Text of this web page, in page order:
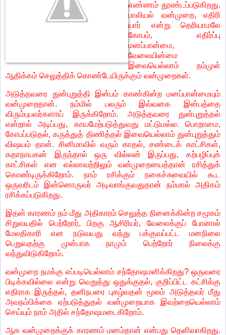
எண்ணம் தூண்டப்படுகிறது.
பாலியல் வன்முறை, எதிரி
யார் என்று தெரியாமலே
கோபம், எதிர்ப்பு
மனப்பான்மை,
வேலையின்மை
இவையெல்லாம் நம்முள்
ஆதிக்கம் செலுத்திக் கொண்டேயிருக்கும் வன்முறைகள்.
அடுத்தவரை துன்புறுத்தி இன்பம் காண்கின்ற மனப்பான்மையும்
வன்முறைதான். நம்மில் பலரும் இவ்வகை இன்பத்தை
விரும்புபவர்களாய் இருக்கிறோம். அடுத்தவரை துன்புறுத்தல்
என்றால் அடிப்பது, காயமேற்படுத்துவது மட்டுமல்ல. பொறாமை,
கோபப்படுதல், கருத்துத் திணித்தல் இவையெல்லாம் துன்புறுத்தும்
விஷயம் தான். சினிமாவில் வரும் காதல், சண்டைக் காட்சிகள்,
கதாநாயகன் இருந்தால் ஒரு வில்லன் இருப்பது, கற்பழிப்புக்
காட்சிகள் என எல்லாவற்றிலும் வன்முறையைத்தான் ரசித்துக்
கொண்டிருக்கிறோம். நாம் ரசிக்கும் நகைச்சுவையில் கூட
ஒருவரிடம் இன்னொருவர் அடிவாங்குவதுதான் நம்மால் அதிகம்
ரசிக்கப்படுகிறது.
இதன் காரணம் நம் மீது அதிகாரம் செலுத்த நினைக்கின்ற சமூகம்
சிறுவயதில் பெற்றோர், பிறகு ஆசிரியர், வேலைக்குப் போனால்
மேலதிகாரி என நடுவயது வந்து பக்குவப்பட்ட மனநிலை
பெறுவதற்கு முன்பாக நாமும் பெற்றோர் நிலைக்கு
வந்துவிடுகிறோம்.
வன்முறை நமக்கு எப்படியெல்லாம் சந்தோஷமளிக்கிறது? ஒருவரை
பிடிக்கவில்லை என்று வெறுத்து ஒதுக்குதல், குறிப்பிட்ட கட்சிக்கு
எதிராக இருத்தல், தனிநபரை புகழ்வதன் மூலம் அடுத்தவர் மீது
அவநம்பிக்கை ஏற்படுத்துதல் வன்முறையாக இவற்றையெல்லாம்
செய்யும் நாம் அதில் சந்தோஷமடைகிறோம்.
ஆக வன்முறைக்குக் காரணம் மனம்தான் என்பது தெளிவாகிறது.